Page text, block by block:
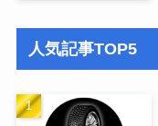
人気記事TOP5